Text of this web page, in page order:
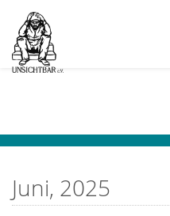
Juni, 2025